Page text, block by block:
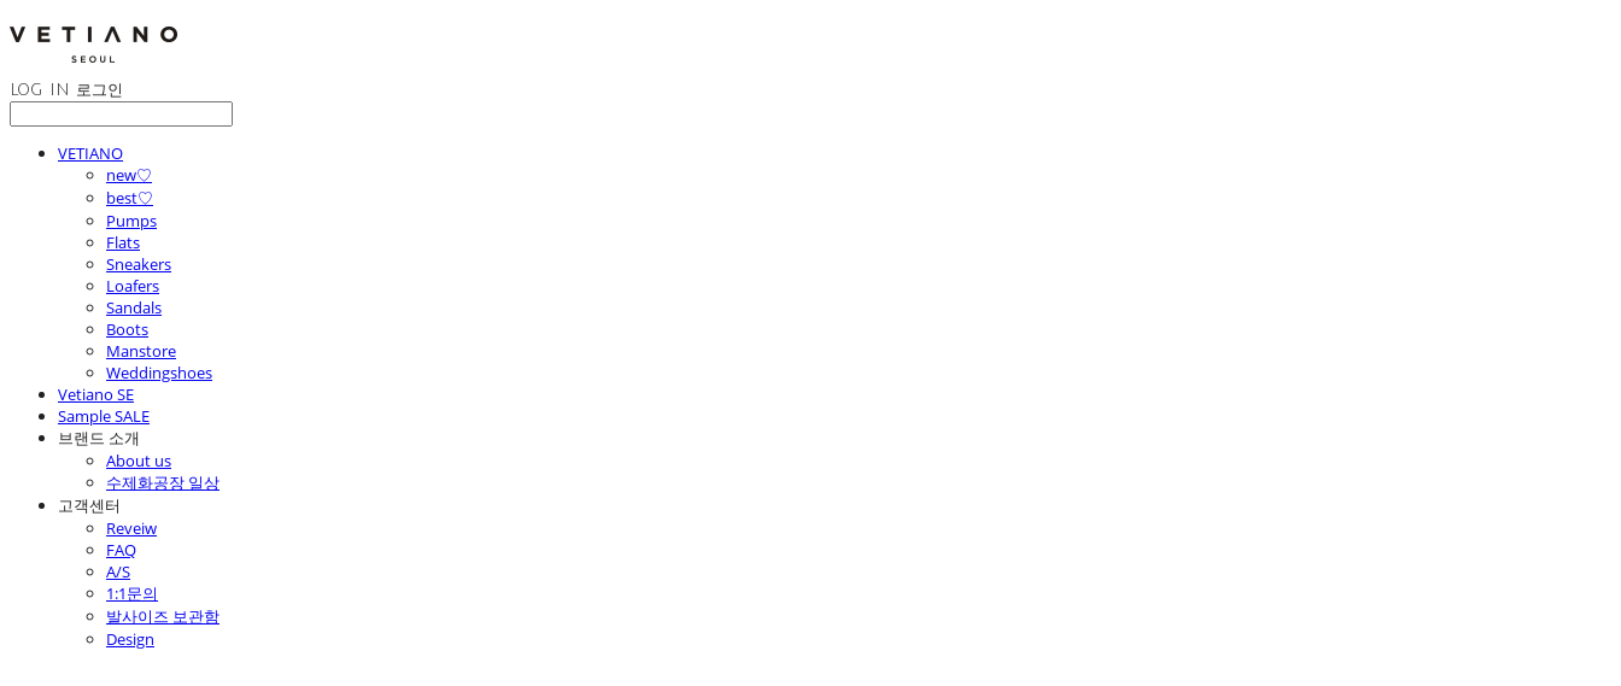
LOG IN 로그인
VETIANO
new♡
best♡
Pumps
Flats
Sneakers
Loafers
Sandals
Boots
Manstore
Weddingshoes
Vetiano SE
Sample SALE
브랜드 소개
About us
수제화공장 일상
고객센터
Reveiw
FAQ
A/S
1:1문의
발사이즈 보관함
Design